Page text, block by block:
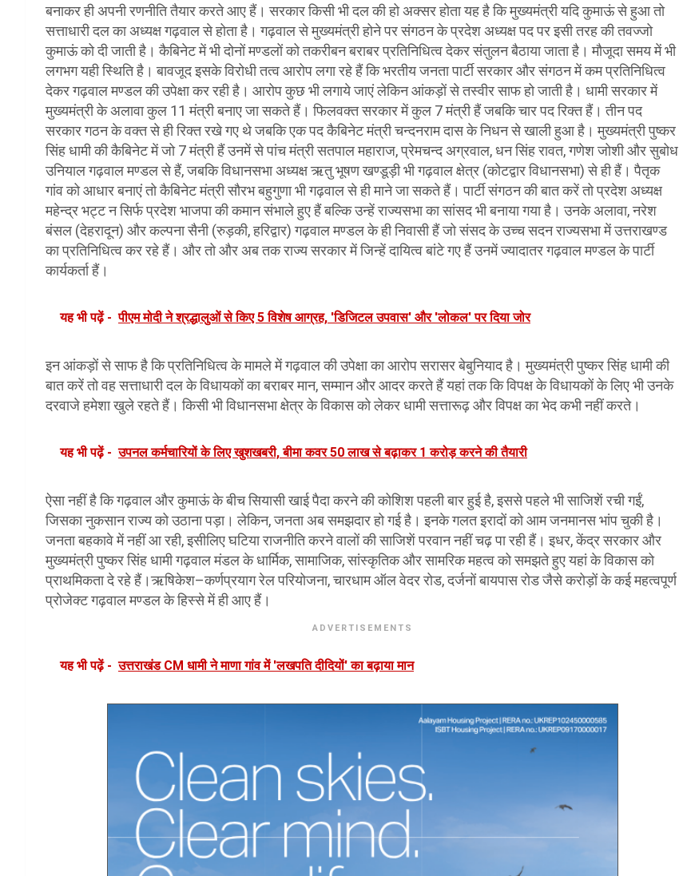
बनाकर ही अपनी रणनीति तैयार करते आए हैं। सरकार किसी भी दल की हो अक्सर होता यह है कि मुख्यमंत्री यदि कुमाऊं से हुआ तो
सत्ताधारी दल का अध्यक्ष गढ़वाल से होता है। गढ़वाल से मुख्यमंत्री होने पर संगठन के प्रदेश अध्यक्ष पद पर इसी तरह की तवज्जो
कुमाऊं को दी जाती है। कैबिनेट में भी दोनों मण्डलों को तकरीबन बराबर प्रतिनिधित्व देकर संतुलन बैठाया जाता है। मौजूदा समय में भी
लगभग यही स्थिति है। बावजूद इसके विरोधी तत्व आरोप लगा रहे हैं कि भरतीय जनता पार्टी सरकार और संगठन में कम प्रतिनिधित्व
देकर गढ़वाल मण्डल की उपेक्षा कर रही है। आरोप कुछ भी लगाये जाएं लेकिन आंकड़ों से तस्वीर साफ हो जाती है। धामी सरकार में
मुख्यमंत्री के अलावा कुल 11 मंत्री बनाए जा सकते हैं। फिलवक्त सरकार में कुल 7 मंत्री हैं जबकि चार पद रिक्त हैं। तीन पद
सरकार गठन के वक्त से ही रिक्त रखे गए थे जबकि एक पद कैबिनेट मंत्री चन्दनराम दास के निधन से खाली हुआ है। मुख्यमंत्री पुष्कर
सिंह धामी की कैबिनेट में जो 7 मंत्री हैं उनमें से पांच मंत्री सतपाल महाराज, प्रेमचन्द अग्रवाल, धन सिंह रावत, गणेश जोशी और सुबोध
उनियाल गढ़वाल मण्डल से हैं, जबकि विधानसभा अध्यक्ष ऋतु भूषण खण्डूड़ी भी गढ़वाल क्षेत्र (कोटद्वार विधानसभा) से ही हैं। पैतृक
गांव को आधार बनाएं तो कैबिनेट मंत्री सौरभ बहुगुणा भी गढ़वाल से ही माने जा सकते हैं। पार्टी संगठन की बात करें तो प्रदेश अध्यक्ष
महेन्द्र भट्ट न सिर्फ प्रदेश भाजपा की कमान संभाले हुए हैं बल्कि उन्हें राज्यसभा का सांसद भी बनाया गया है। उनके अलावा, नरेश
बंसल (देहरादून) और कल्पना सैनी (रुड़की, हरिद्वार) गढ़वाल मण्डल के ही निवासी हैं जो संसद के उच्च सदन राज्यसभा में उत्तराखण्ड
का प्रतिनिधित्व कर रहे हैं। और तो और अब तक राज्य सरकार में जिन्हें दायित्व बांटे गए हैं उनमें ज्यादातर गढ़वाल मण्डल के पार्टी
कार्यकर्ता हैं।
यह भी पढ़ें - पीएम मोदी ने श्रद्धालुओं से किए 5 विशेष आग्रह, 'डिजिटल उपवास' और 'लोकल' पर दिया जोर
इन आंकड़ों से साफ है कि प्रतिनिधित्व के मामले में गढ़वाल की उपेक्षा का आरोप सरासर बेबुनियाद है। मुख्यमंत्री पुष्कर सिंह धामी की
बात करें तो वह सत्ताधारी दल के विधायकों का बराबर मान, सम्मान और आदर करते हैं यहां तक कि विपक्ष के विधायकों के लिए भी उनके
दरवाजे हमेशा खुले रहते हैं। किसी भी विधानसभा क्षेत्र के विकास को लेकर धामी सत्तारूढ़ और विपक्ष का भेद कभी नहीं करते।
यह भी पढ़ें - उपनल कर्मचारियों के लिए खुशखबरी, बीमा कवर 50 लाख से बढ़ाकर 1 करोड़ करने की तैयारी
ऐसा नहीं है कि गढ़वाल और कुमाऊं के बीच सियासी खाई पैदा करने की कोशिश पहली बार हुई है, इससे पहले भी साजिशें रची गईं,
जिसका नुकसान राज्य को उठाना पड़ा। लेकिन, जनता अब समझदार हो गई है। इनके गलत इरादों को आम जनमानस भांप चुकी है।
जनता बहकावे में नहीं आ रही, इसीलिए घटिया राजनीति करने वालों की साजिशें परवान नहीं चढ़ पा रही हैं। इधर, केंद्र सरकार और
मुख्यमंत्री पुष्कर सिंह धामी गढ़वाल मंडल के धार्मिक, सामाजिक, सांस्कृतिक और सामरिक महत्व को समझते हुए यहां के विकास को
प्राथमिकता दे रहे हैं।ऋषिकेश–कर्णप्रयाग रेल परियोजना, चारधाम ऑल वेदर रोड, दर्जनों बायपास रोड जैसे करोड़ों के कई महत्वपूर्ण
प्रोजेक्ट गढ़वाल मण्डल के हिस्से में ही आए हैं।
ADVERTISEMENTS
यह भी पढ़ें - उत्तराखंड CM धामी ने माणा गांव में 'लखपति दीदियों' का बढ़ाया मान